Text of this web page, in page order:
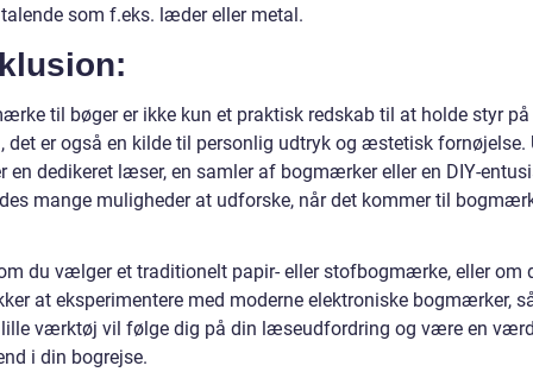
som f.eks. læder eller metal.
til bøger er ikke kun et praktisk redskab til at holde styr
er også en kilde til personlig udtryk og æstetisk fornøjelse.
en dedikeret læser, en samler af bogmærker eller en DIY-
mange muligheder at udforske, når det kommer til
du vælger et traditionelt papir- eller stofbogmærke, eller om
at eksperimentere med moderne elektroniske bogmærker,
lille værktøj vil følge dig på din læseudfordring og være en
i din bogrejse.